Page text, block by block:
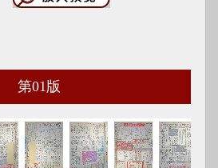
第01 版